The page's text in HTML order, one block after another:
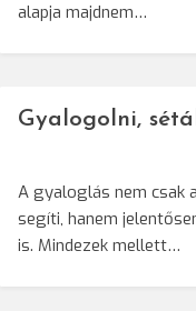
alapja majdnem…
Gyalogolni,
A gyaloglás nem csak
segíti, hanem
is. Mindezek mellett…